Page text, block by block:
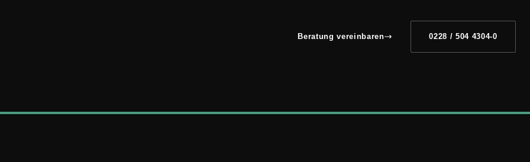
Beratung vereinbaren 0228 / 504 4304-0